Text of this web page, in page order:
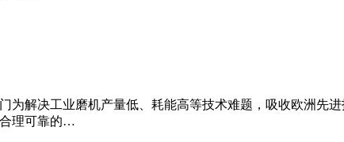
为解决工业磨机产量低、耗能高等技术难题，吸收欧洲先
理可靠的…